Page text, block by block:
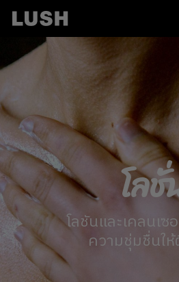
โล
โลชันและเคลนเซ
ความชุ่มชื่นใ